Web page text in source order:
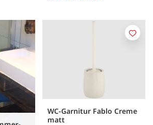
WC-Garnitur Fablo Creme
matt